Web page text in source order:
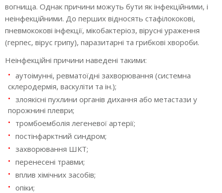
вогнища. Однак причини можуть бути як інфекційними, і
неінфекційними. До перших відносять стафілококові,
пневмококові інфекції, мікобактеріоз, вірусні ураження
(герпес, вірус грипу), паразитарні та грибкові хвороби.
Неінфекційні причини наведені такими:
аутоімунні, ревматоїдні захворювання (системна
склеродермія, васкуліти та ін.);
злоякісні пухлини органів дихання або метастази у
порожнині плеври;
тромбоемболія легеневої артерії;
постінфарктний синдром;
захворювання ШКТ;
перенесені травми;
вплив хімічних засобів;
опіки;